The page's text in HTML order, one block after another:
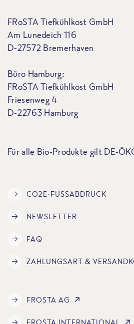
FRoSTA Tiefkühlkost GmbH
Am Lunedeich 116
D-27572 Bremerhaven
Büro Hamburg:
FRoSTA Tiefkühlkost GmbH
Friesenweg 4
D-22763 Hamburg
Für alle Bio-Produkte gilt DE-
CO2E-FUSSABDRUCK
NEWSLETTER
FAQ
ZAHLUNGSART &
FROSTA AG